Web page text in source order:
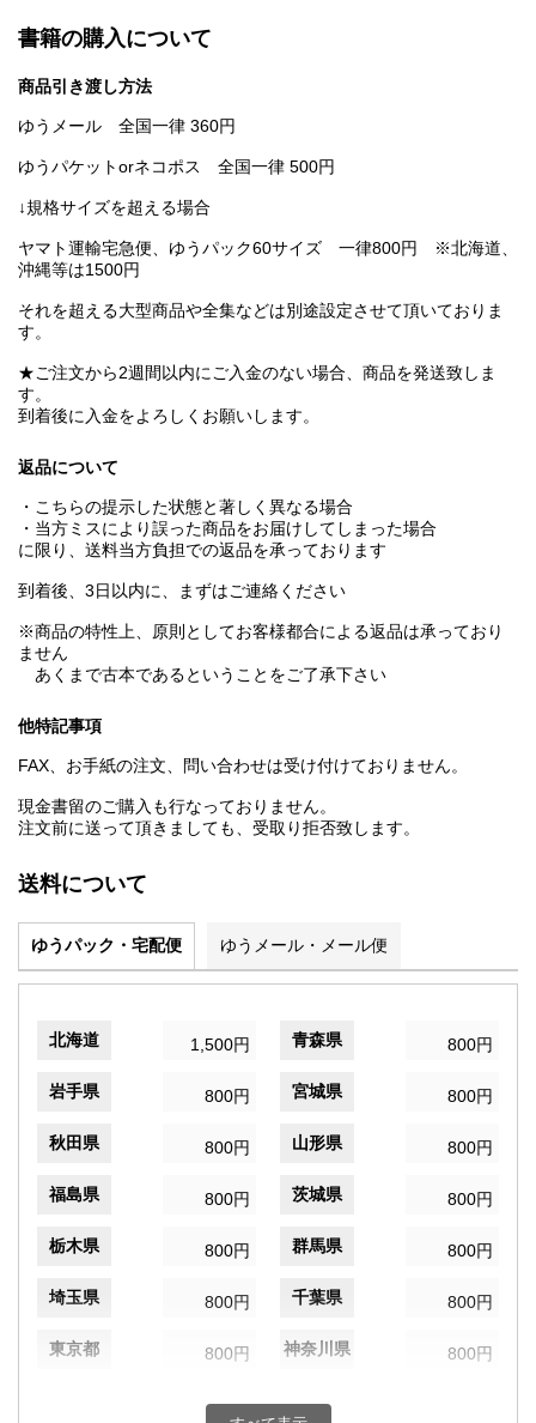
書籍の購入について
商品引き渡し方法
ゆうメール 全国一律 360円
ゆうパケットorネコポス 全国一律 500円
↓規格サイズを超える場合
ヤマト運輸宅急便、ゆうパック60サイズ 一律800円 ※北海道、
沖縄等は1500円
それを超える大型商品や全集などは別途設定させて頂いておりま
す。
★ご注文から2週間以内にご入金のない場合、商品を発送致しま
す。
到着後に入金をよろしくお願いします。
返品について
・こちらの提示した状態と著しく異なる場合
・当方ミスにより誤った商品をお届けしてしまった場合
に限り、送料当方負担での返品を承っております
到着後、3日以内に、まずはご連絡ください
※商品の特性上、原則としてお客様都合による返品は承っており
ません
あくまで古本であるということをご了承下さい
他特記事項
FAX、お手紙の注文、問い合わせは受け付けておりません。
現金書留のご購入も行なっておりません。
注文前に送って頂きましても、受取り拒否致します。
送料について
ゆうパック・宅配便 ゆうメール・メール便
北海道 1,500円 青森県 800円
岩手県 800円 宮城県 800円
秋田県 800円 山形県 800円
福島県 800円 茨城県 800円
栃木県 800円 群馬県 800円
埼玉県 800円 千葉県 800円
東京都 800円 神奈川県 800円
800円 富山県